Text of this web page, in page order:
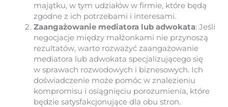
majątku, w tym udziałów w firmie, które będą
zgodne z ich potrzebami i interesami.
Zaangażowanie mediatora lub adwokata: Jeśli
negocjacje między małżonkami nie przynoszą
rezultatów, warto rozważyć zaangażowanie
mediatora lub adwokata specjalizującego się
w sprawach rozwodowych i biznesowych. Ich
doświadczenie może pomóc w znalezieniu
kompromisu i osiągnięciu porozumienia, które
będzie satysfakcjonujące dla obu stron.